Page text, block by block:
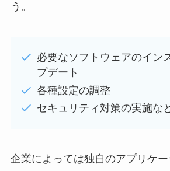
う。
必要なソフトウェアのイン
プデート
各種設定の調整
セキュリティ対策の実施な
企業によっては独自のアプリケ